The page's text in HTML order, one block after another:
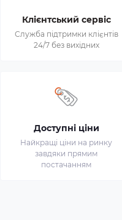
Клієнтський сервіс
Служба підтримки клієнтів
24/7 без вихідних
Доступні ціни
Найкращі ціни на ринку
завдяки прямим
постачанням